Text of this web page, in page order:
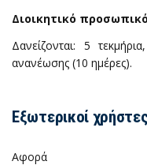
Διοικητικό
Δανείζονται: 5
ανανέωσης (10 ημέρες).
Εξωτερικοί
Αφορά